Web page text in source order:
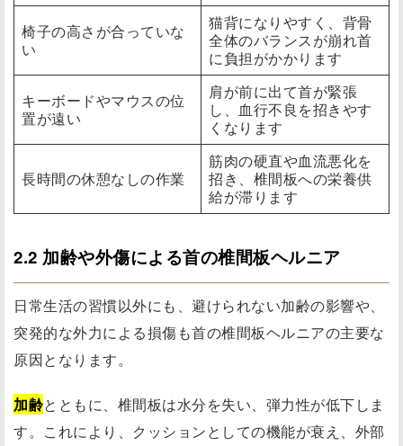
椅子の高さが合っていな
い
猫背になりやすく、背骨
全体のバランスが崩れ首
に負担がかかります
キーボードやマウスの位
置が遠い
肩が前に出て首が緊張
し、血行不良を招きやす
くなります
長時間の休憩なしの作業
筋肉の硬直や血流悪化を
招き、椎間板への栄養供
給が滞ります
2.2 加齢や外傷による首の椎間板ヘルニア
日常生活の習慣以外にも、避けられない加齢の影響や、
突発的な外力による損傷も首の椎間板ヘルニアの主要な
原因となります。
加齢とともに、椎間板は水分を失い、弾力性が低下しま
す。これにより、クッションとしての機能が衰え、外部